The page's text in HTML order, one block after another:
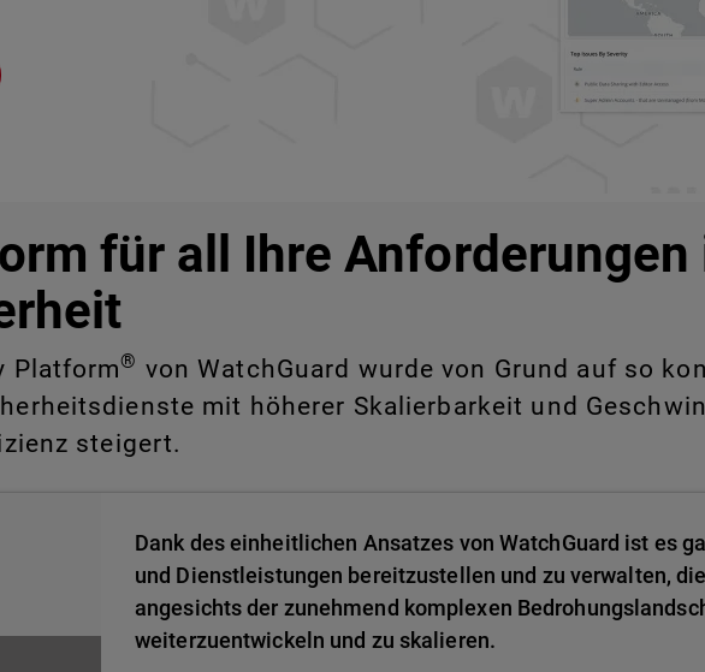
EDR kennen
für all Ihre Anforderungen
Platform® von WatchGuard wurde von Grund auf so
mit höherer Skalierbarkeit und
steigert.
Dank des einheitlichen Ansatzes von WatchGuard ist es
und Dienstleistungen bereitzustellen und zu verwalten,
angesichts der zunehmend komplexen
weiterzuentwickeln und zu skalieren.